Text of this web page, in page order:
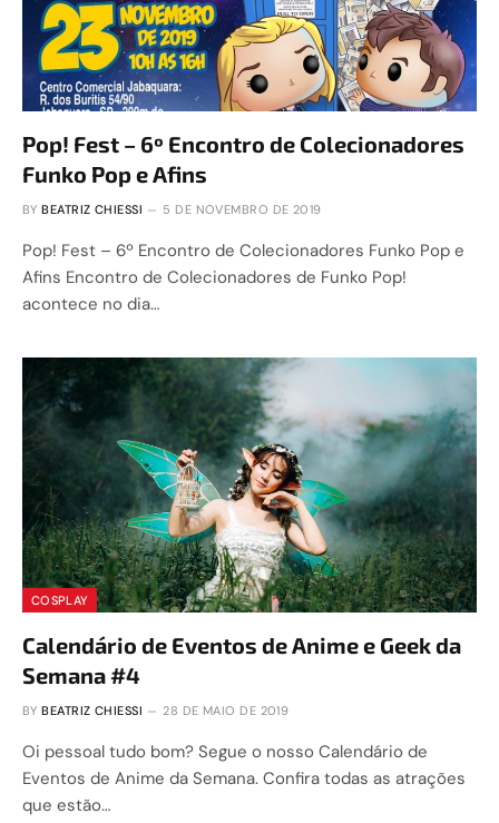
Pop! Fest – 6º Encontro de Colecionadores
Funko Pop e Afins
BY BEATRIZ CHIESSI 5 DE NOVEMBRO DE 2019
Pop! Fest – 6º Encontro de Colecionadores Funko Pop e
Afins Encontro de Colecionadores de Funko Pop!
acontece no dia…
COSPLAY
Calendário de Eventos de Anime e Geek da
Semana #4
BY BEATRIZ CHIESSI 28 DE MAIO DE 2019
Oi pessoal tudo bom? Segue o nosso Calendário de
Eventos de Anime da Semana. Confira todas as atrações
que estão…